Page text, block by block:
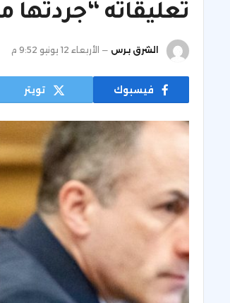
تعليقاته “جردتها
الشرق برس الأربعاء 12 يونيو 9:52 م
فيسبوك تويتر